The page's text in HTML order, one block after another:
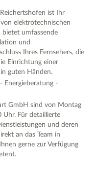
ist Ihr
elektrotechnischen
bietet umfassende
und
Ihres Fernsehers, die
Einrichtung einer
guten Händen.
Energieberatung -
GmbH sind von Montag
Uhr. Für detaillierte
und deren
an das Team in
gerne zur Verfügung